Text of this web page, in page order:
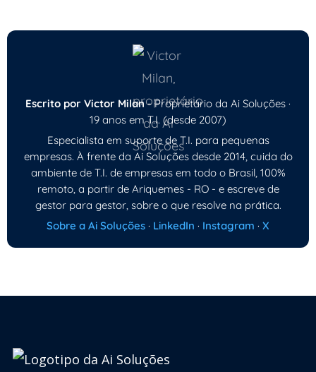
Escrito por Victor Milan- Proprietário da Ai Soluções ·
19 anos em T.I. (desde 2007)
Especialista em suporte de T.I. para pequenas
empresas. À frente da Ai Soluções desde 2014, cuida do
ambiente de T.I. de empresas em todo o Brasil, 100%
remoto, a partir de Ariquemes - RO - e escreve de
gestor para gestor, sobre o que resolve na prática.
Sobre a Ai Soluções · LinkedIn · Instagram · X